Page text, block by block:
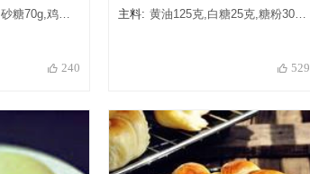
,动物性淡奶油800g,白砂糖100g,水果适量
240
主料: 黄油125克,白糖25克,糖粉30克,奶油90克,低筋面粉180克,盐2克
529